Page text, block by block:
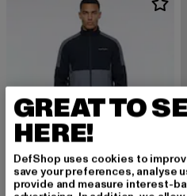
GREAT TO
HERE!
DefShop uses cookies to
save your preferences, analyse
provide and measure interest-